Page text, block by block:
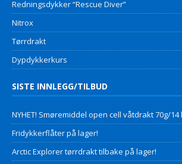
Redningsdykker “Rescue Diver”
Nitrox
Tørrdrakt
Dypdykkerkurs
SISTE INNLEGG/TILBUD
NYHET! Smøremiddel open cell våtdrakt 70g/14
Fridykkerflåter på lager!
Arctic Explorer tørrdrakt tilbake på lager!